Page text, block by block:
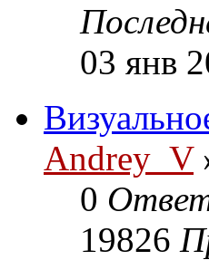
03 янв
Andrey_V
0
19826